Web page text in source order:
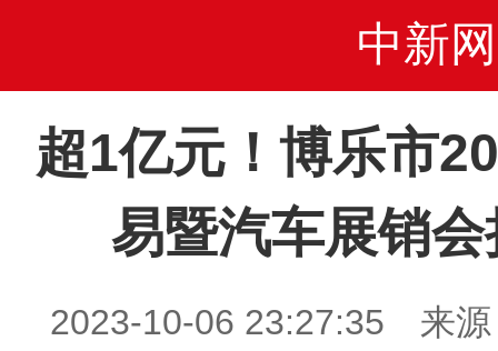
中新网
超1亿元！博乐市
易暨汽车展销
2023-10-06 23:27:35 来源